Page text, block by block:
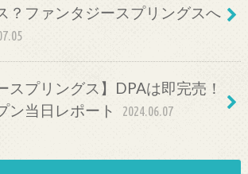
？ファンタジースプリングスへ
スプリングス】DPAは即完売！
ン当日レポート
2024.06.07